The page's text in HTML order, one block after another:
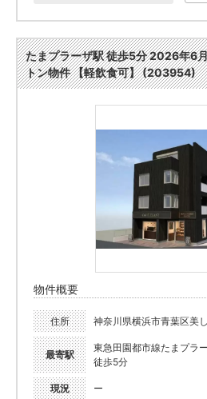
たまプラーザ駅 徒歩5分 2026年6
トン物件 【軽飲食可】 (203954)
物件概要
住所 神奈川県横浜市青葉区美
最寄駅
東急田園都市線たまプラ
徒歩5分
現況 ー